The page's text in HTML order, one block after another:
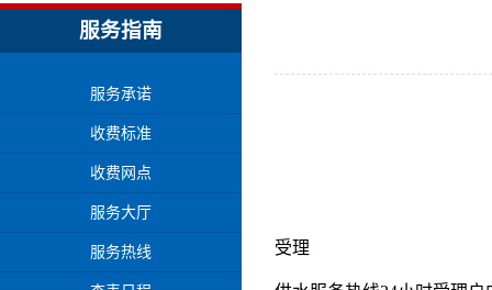
服务指南
服务承诺
收费标准
收费网点
服务大厅
服务热线 受理